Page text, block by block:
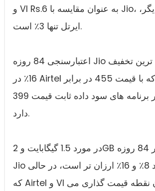
و VI Rs.6 به عنوان مقایسه با Jio، به عبارت دیگر،
ایرتل تنها 3٪ است.
اعتبارسنجی 84 روزه Jio است که ارزان ترین تخفیف
16٪ در Airtel است که با قیمت 455 در برابر Rs Jio،
399 قیمت گذاری در برنامه های سود داده ثابت قیمت
دارد.
در مورد 1.5 گیگابایت و 2GB در روز با اعتبار 84 روزه،
Jio به ترتیب حدود 8٪ و 16٪ ارزان تر است، در حالی
که Airtel و VI دقیقاً در همان نقطه قیمت گذاری می